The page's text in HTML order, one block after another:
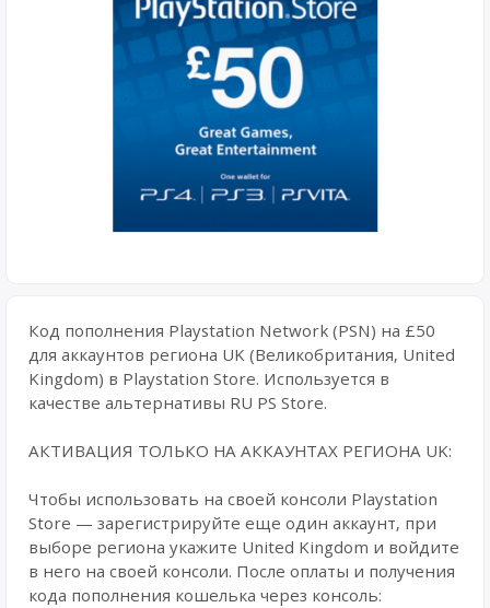
Код пополнения Playstation Network (PSN) на £50
для аккаунтов региона UK (Великобритания, United
Kingdom) в Playstation Store. Используется в
качестве альтернативы RU PS Store.
АКТИВАЦИЯ ТОЛЬКО НА АККАУНТАХ РЕГИОНА UK:
Чтобы использовать на своей консоли Playstation
Store — зарегистрируйте еще один аккаунт, при
выборе региона укажите United Kingdom и войдите
в него на своей консоли. После оплаты и получения
кода пополнения кошелька через консоль: